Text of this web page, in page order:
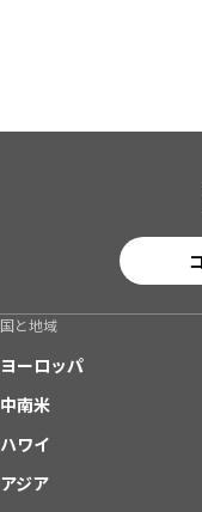
国と地域
ヨーロッパ
中南米
ハワイ
アジア